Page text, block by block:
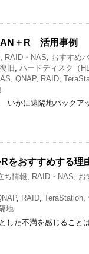
＋R 活用事例
, RAID・NAS, おすすめ
旧 , ハードディスク（
, QNAP, RAID,
いかに遠隔地バックア
をおすすめする理
ち情報, RAID・NAS, お
, RAID, TeraStation,
地
した不満を感じること